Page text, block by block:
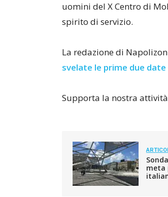
uomini del X Centro di
spirito di servizio.
La redazione di
svelate le prime due date
Supporta la nostra
meta